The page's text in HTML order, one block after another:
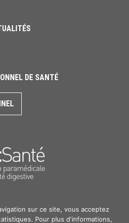
DE SANTÉ
sur ce site, vous acceptez
Pour plus d'informations,